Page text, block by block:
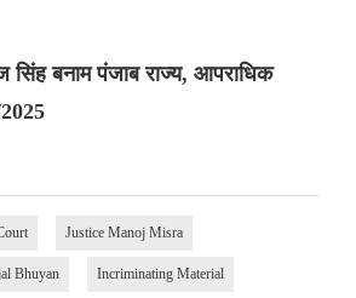
बनाम पंजाब राज्य, आपराधिक
Justice Manoj Misra
Bhuyan Incriminating Material